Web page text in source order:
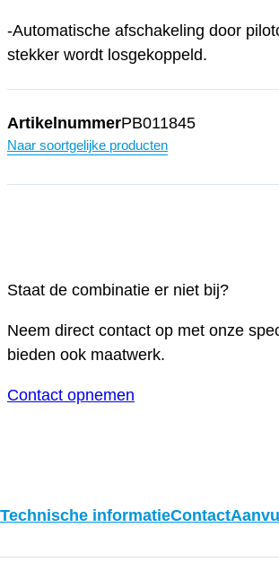
-Automatische afschakeling door
stekker wordt losgekoppeld.
ArtikelnummerPB011845
Naar soortgelijke producten
Staat de combinatie er niet bij?
Neem direct contact op met onze
bieden ook maatwerk.
Contact opnemen
Technische informatieContact